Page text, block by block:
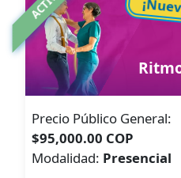
Precio Público General:
$95,000.00 COP
Modalidad: Presencial